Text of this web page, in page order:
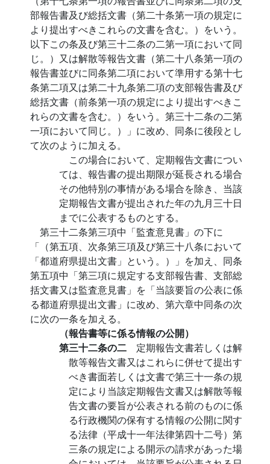
部報告書及び総括文書（第二十条第一項の規定に
より提出すべきこれらの文書を含む。）をいう。
以下この条及び第三十二条の二第一項において同
じ。）又は解散等報告文書（第二十八条第一項の
報告書並びに同条第二項において準用する第十七
条第二項又は第二十九条第二項の支部報告書及び
総括文書（前条第一項の規定により提出すべきこ
れらの文書を含む。）をいう。第三十二条の二第
一項において同じ。）」に改め、同条に後段とし
て次のように加える。
この場合において、定期報告文書につい
ては、報告書の提出期限が延長される場合
その他特別の事情がある場合を除き、当該
定期報告文書が提出された年の九月三十日
までに公表するものとする。
第三十二条第三項中「監査意見書」の下に
「（第五項、次条第三項及び第三十八条において
「都道府県提出文書」という。）」を加え、同条
第五項中「第三項に規定する支部報告書、支部総
括文書又は監査意見書」を「当該要旨の公表に係
る都道府県提出文書」に改め、第六章中同条の次
に次の一条を加える。
（報告書等に係る情報の公開）
第三十二条の二 定期報告文書若しくは解
散等報告文書又はこれらに併せて提出す
べき書面若しくは文書で第三十一条の規
定により当該定期報告文書又は解散等報
告文書の要旨が公表される前のものに係
る行政機関の保有する情報の公開に関す
る法律（平成十一年法律第四十二号）第
三条の規定による開示の請求があった場